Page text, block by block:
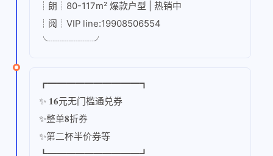
┊朗┊80-117m² 爆款户型 | 热销中
┊阅┊VIP line:19908506554
╰┈┈┈┈┈╯
┏━━━━━━━━━━┓
✨ 𝟏𝟔元无门槛通兑券
✨整单𝟖折券
✨第二杯半价券等